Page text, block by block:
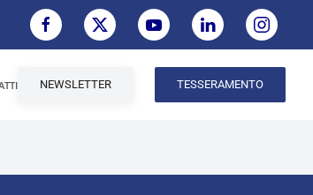
NEWSLETTER TESSERAMENTO